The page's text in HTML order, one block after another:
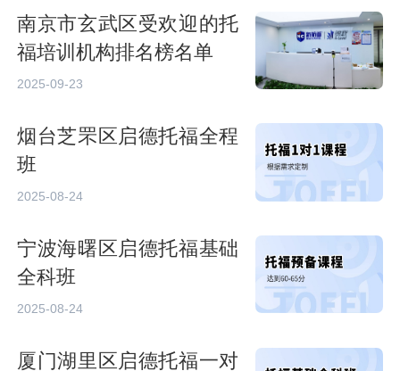
南京市玄武区受欢迎的托
福培训机构排名榜名单
2025-09-23
烟台芝罘区启德托福全程
班
2025-08-24
宁波海曙区启德托福基础
全科班
2025-08-24
厦门湖里区启德托福一对